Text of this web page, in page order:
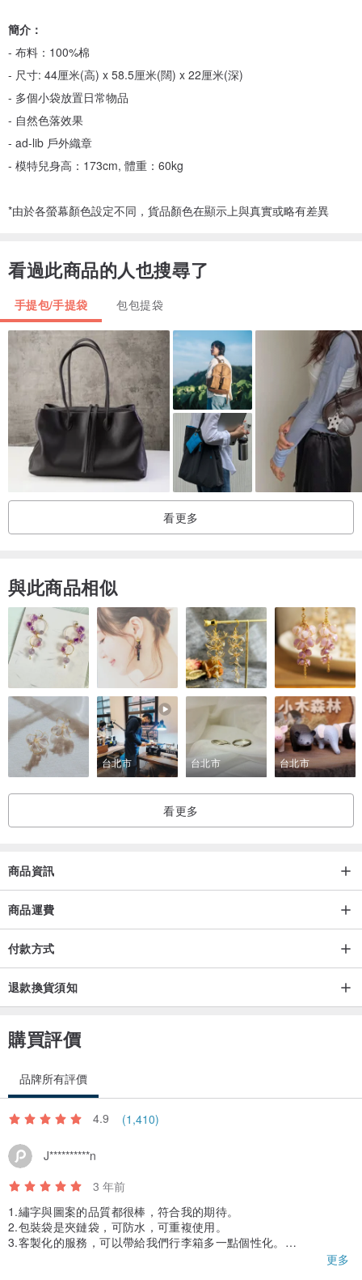
簡介：
- 布料：100%棉
- 尺寸: 44厘米(高) x 58.5厘米(闊) x 22厘米(深)
- 多個小袋放置日常物品
- 自然色落效果
- ad-lib 戶外織章
- 模特兒身高：173cm, 體重：60kg
*由於各螢幕顏色設定不同，貨品顏色在顯示上與真實或略有差異
看過此商品的人也搜尋了
手提包/手提袋 包包提袋
看更多
與此商品相似
台北市 台北市 台北市
看更多
商品資訊
商品運費
付款方式
退款換貨須知
購買評價
品牌所有評價
4.9 (1,410)
J**********n
3 年前
1.繡字與圖案的品質都很棒，符合我的期待。
2.包裝袋是夾鏈袋，可防水，可重複使用。
3.客製化的服務，可以帶給我們行李箱多一點個性化。
更多